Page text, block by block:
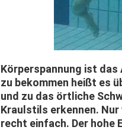
Körperspannung ist das
zu bekommen heißt es
und zu das örtliche
Kraulstils erkennen.
recht einfach. Der hohe